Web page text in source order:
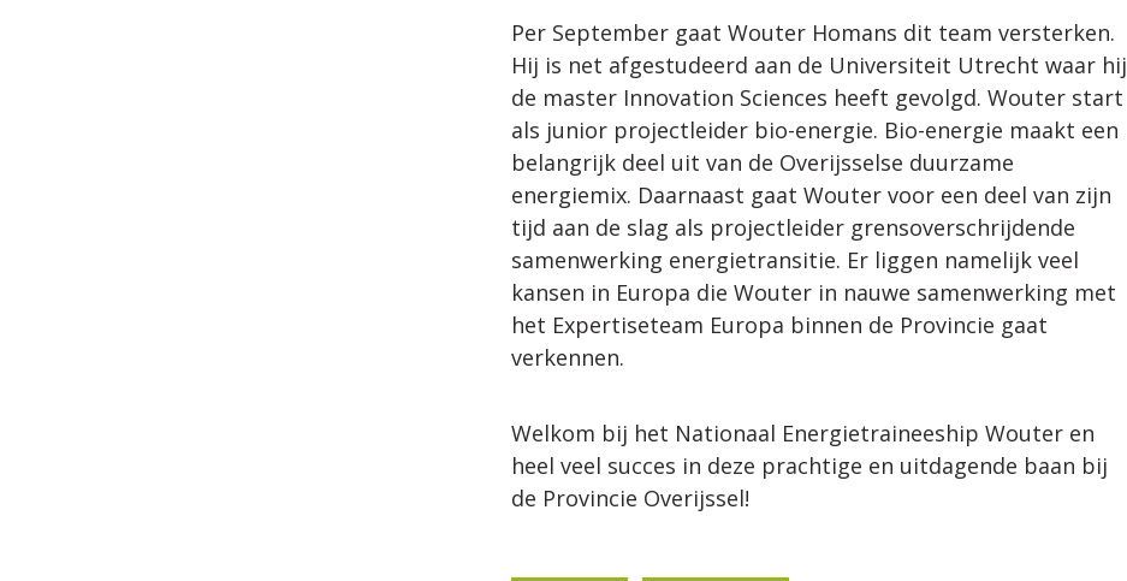
Per September gaat Wouter Homans dit team versterken.
Hij is net afgestudeerd aan de Universiteit Utrecht waar hij
de master Innovation Sciences heeft gevolgd. Wouter start
als junior projectleider bio-energie. Bio-energie maakt een
belangrijk deel uit van de Overijsselse duurzame
energiemix. Daarnaast gaat Wouter voor een deel van zijn
tijd aan de slag als projectleider grensoverschrijdende
samenwerking energietransitie. Er liggen namelijk veel
kansen in Europa die Wouter in nauwe samenwerking met
het Expertiseteam Europa binnen de Provincie gaat
verkennen.
Welkom bij het Nationaal Energietraineeship Wouter en
heel veel succes in deze prachtige en uitdagende baan bij
de Provincie Overijssel!